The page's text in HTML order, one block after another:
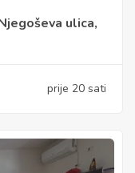
ulica,
prije 20 sati